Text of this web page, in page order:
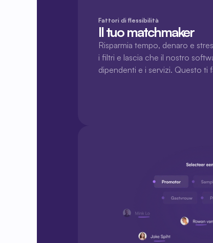
Fattori di flessibilità
Il tuo matchmaker
Risparmia tempo, denaro e
i filtri e lascia che il nostro
dipendenti e i servizi. Questo ti